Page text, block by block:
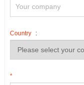
Country :
*